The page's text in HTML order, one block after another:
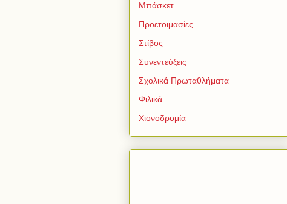
Μπάσκετ
Προετοιμασίες
Στίβος
Συνεντεύξεις
Σχολικά Πρωταθλήματα
Φιλικά
Χιονοδρομία